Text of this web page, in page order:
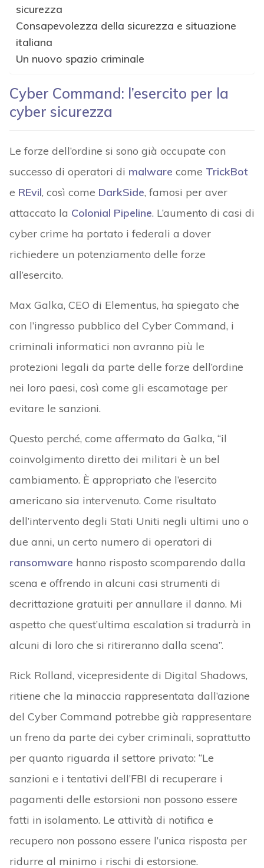
sicurezza
Consapevolezza della sicurezza e situazione
italiana
Un nuovo spazio criminale
Cyber Command: l’esercito per la
cyber sicurezza
Le forze dell’ordine si sono già occupate con
successo di operatori di malware come TrickBot
e REvil, così come DarkSide, famosi per aver
attaccato la Colonial Pipeline. L’aumento di casi di
cyber crime ha portato i federali a dover
richiedere un potenziamento delle forze
all’esercito.
Max Galka, CEO di Elementus, ha spiegato che
con l’ingresso pubblico del Cyber Command, i
criminali informatici non avranno più le
protezioni legali da parte delle forze dell’ordine
nei loro paesi, così come gli escamotage per
evitare le sanzioni.
Questo perché, come affermato da Galka, “il
coinvolgimento diretto dei militari è un bel
cambiamento. È appropriato che l’esercito
americano sia intervenuto. Come risultato
dell’intervento degli Stati Uniti negli ultimi uno o
due anni, un certo numero di operatori di
ransomware hanno risposto scomparendo dalla
scena e offrendo in alcuni casi strumenti di
decrittazione gratuiti per annullare il danno. Mi
aspetto che quest’ultima escalation si tradurrà in
alcuni di loro che si ritireranno dalla scena”.
Rick Rolland, vicepresidente di Digital Shadows,
ritiene che la minaccia rappresentata dall’azione
del Cyber Command potrebbe già rappresentare
un freno da parte dei cyber criminali, soprattutto
per quanto riguarda il settore privato: “Le
sanzioni e i tentativi dell’FBI di recuperare i
pagamenti delle estorsioni non possono essere
fatti in isolamento. Le attività di notifica e
recupero non possono essere l’unica risposta per
ridurre al minimo i rischi di estorsione.